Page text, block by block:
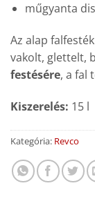
műgyanta
Az alap
vakolt, glettelt,
festésére, a fal
Kiszerelés: 15 l
Kategória: Revco